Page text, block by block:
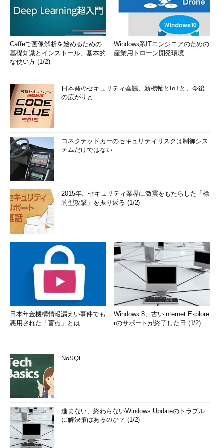
Caffeで画像解析を始めるための
基礎知識とインストール、基本的
な使い方 (1/2)
Windows系ITエンジニアのための
産業用ドローン開発環境
日本発のセキュリティ会議、新機軸とIoTと、今後
の広がりと
コネクテッドカーのセキュリティリスクは制御シス
テムだけではない
2015年、セキュリティ業界に激震をもたらした「標
的型攻撃」を振り返る (1/2)
日本年金機構情報漏えい事件でも
悪用された「盲点」とは
Windows 8、古いInternet Explore
rのサポートが終了した日 (1/2)
NoSQL
進まない、終わらないWindows Updateのトラブル
に解決策はあるのか？ (1/2)